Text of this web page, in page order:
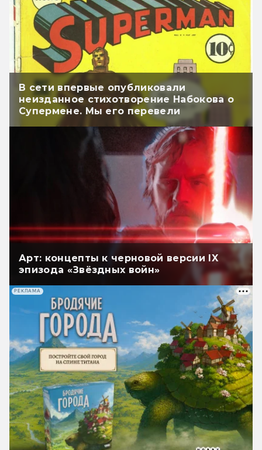
В сети впервые опубликовали
неизданное стихотворение Набокова о
Супермене. Мы его перевели
Арт: концепты к черновой версии IX
эпизода «Звёздных войн»
РЕКЛАМА